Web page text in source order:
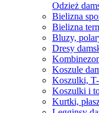
Odzież
Bielizna
Bielizna
Bluzy,
Dresy
Koszule
Koszulki,
Koszulki i
Kurtki,